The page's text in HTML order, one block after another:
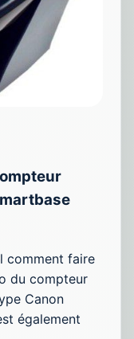
comment faire
du compteur
Canon
également